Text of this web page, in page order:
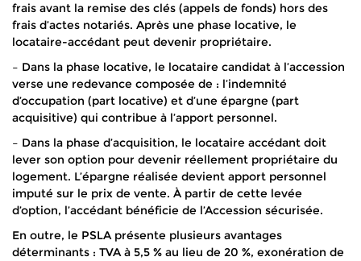
frais avant la remise des clés (appels de fonds) hors des
frais d’actes notariés. Après une phase locative, le
locataire-accédant peut devenir propriétaire.
– Dans la phase locative, le locataire candidat à l’accession
verse une redevance composée de : l’indemnité
d’occupation (part locative) et d’une épargne (part
acquisitive) qui contribue à l’apport personnel.
– Dans la phase d’acquisition, le locataire accédant doit
lever son option pour devenir réellement propriétaire du
logement. L’épargne réalisée devient apport personnel
imputé sur le prix de vente. À partir de cette levée
d’option, l’accédant bénéficie de l’Accession sécurisée.
En outre, le PSLA présente plusieurs avantages
déterminants : TVA à 5,5 % au lieu de 20 %, exonération de